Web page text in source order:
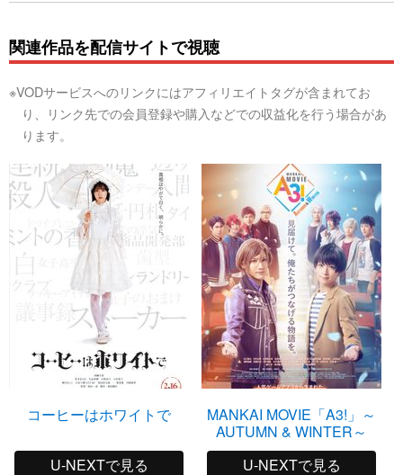
関連作品を配信サイトで視聴
※VODサービスへのリンクにはアフィリエイトタグが含まれてお
り、リンク先での会員登録や購入などでの収益化を行う場合があ
ります。
コーヒーはホワイトで
U-NEXTで見る
MANKAI MOVIE「A3!」～
AUTUMN & WINTER～
U-NEXTで見る